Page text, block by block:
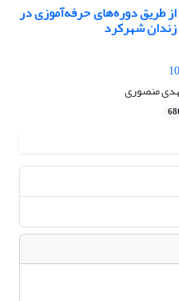
از طریق دوره‌های حرفه‌آموزی در
شهرکرد
منصوری